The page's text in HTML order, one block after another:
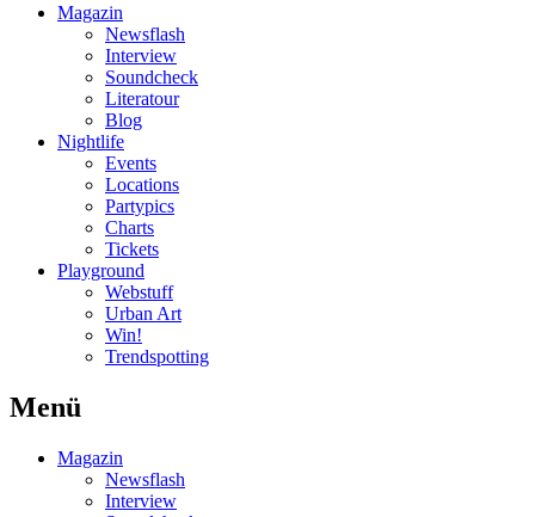
Magazin
Newsflash
Interview
Soundcheck
Literatour
Blog
Nightlife
Events
Locations
Partypics
Charts
Tickets
Playground
Webstuff
Urban Art
Win!
Trendspotting
Menü
Magazin
Newsflash
Interview